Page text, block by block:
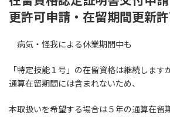
更許可申請・在留期間更新
病気・怪我による休業期間中も
「特定技能１号」の在留資格は継続します
通算在留期間には含まれないため、
本取扱いを希望する場合は５年の通算在留